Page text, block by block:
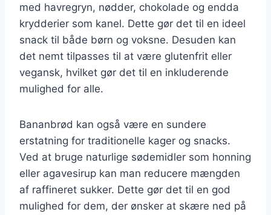
med havregryn, nødder, chokolade og endda
krydderier som kanel. Dette gør det til en ideel
snack til både børn og voksne. Desuden kan
det nemt tilpasses til at være glutenfrit eller
vegansk, hvilket gør det til en inkluderende
mulighed for alle.
Bananbrød kan også være en sundere
erstatning for traditionelle kager og snacks.
Ved at bruge naturlige sødemidler som honning
eller agavesirup kan man reducere mængden
af raffineret sukker. Dette gør det til en god
mulighed for dem, der ønsker at skære ned på